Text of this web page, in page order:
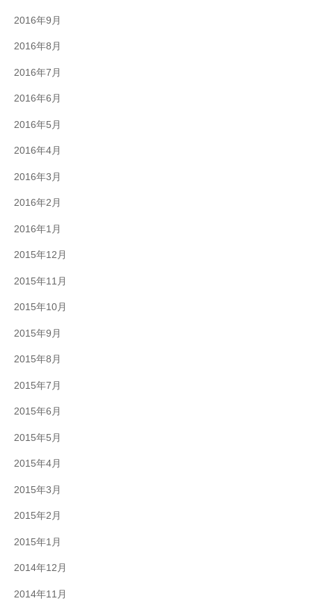
2016年9月
2016年8月
2016年7月
2016年6月
2016年5月
2016年4月
2016年3月
2016年2月
2016年1月
2015年12月
2015年11月
2015年10月
2015年9月
2015年8月
2015年7月
2015年6月
2015年5月
2015年4月
2015年3月
2015年2月
2015年1月
2014年12月
2014年11月